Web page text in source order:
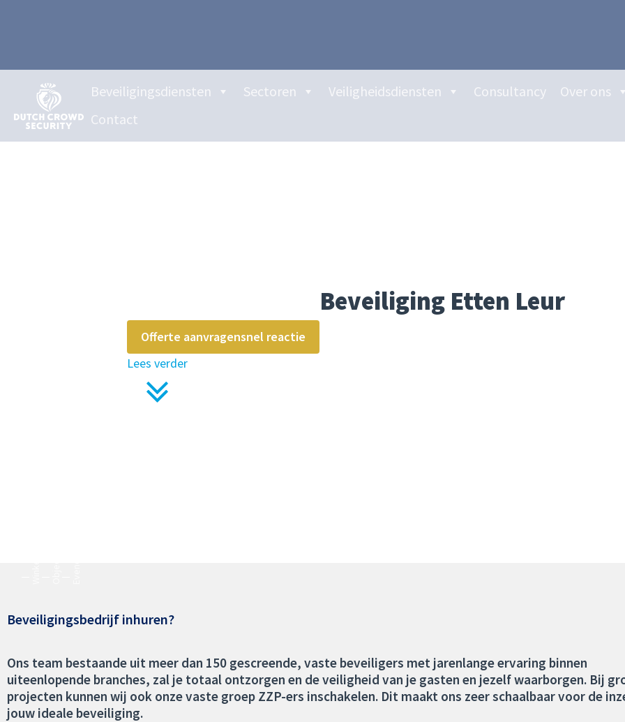
Beveiligingsdiensten Sectoren Veiligheidsdiensten Consultancy
Over ons
Contact
Offerte aanvragensnel reactie
Lees verder
Beveiliging Etten Leur
Beveiligingsbedrijf inhuren?
Ons team bestaande uit meer dan 150 gescreende, vaste beveiligers met jarenlange ervaring binnen
uiteenlopende branches, zal je totaal ontzorgen en de veiligheid van je gasten en jezelf waarborgen. Bij
projecten kunnen wij ook onze vaste groep ZZP-ers inschakelen. Dit maakt ons zeer schaalbaar voor de
jouw ideale beveiliging.